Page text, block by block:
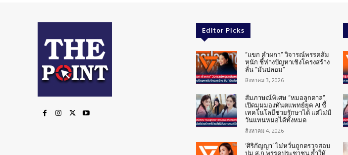
Editor Picks
“แขก คำผกา” วิจารณ์พรรคส้ม
หนัก ชี้ห่างปัญหาเชิงโครงสร้าง
ลั่น “มันปลอม”
สิงหาคม 3, 2026
สัมภาษณ์พิเศษ “หมอลูกตาล”
เปิดมุมมองทันตแพทย์ยุค AI ชี้
เทคโนโลยีช่วยรักษาได้ แต่ไม่มี
วันแทนหมอได้ทั้งหมด
สิงหาคม 4, 2026
‘ศิริกัญญา’ ไม่หวั่นถูกตรวจสอบ
ปม ส.ก.พรรคประชาชน ย้ำให้